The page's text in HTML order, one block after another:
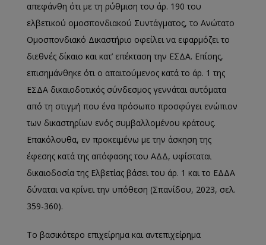
απεφάνθη ότι με τη ρύθμιση του άρ. 190 του
ελβετικού ομοσπονδιακού Συντάγματος, το Ανώτατο
Ομοσπονδιακό Δικαστήριο οφείλει να εφαρμόζει το
διεθνές δίκαιο και κατ’ επέκταση την ΕΣΔΑ. Επίσης,
επισημάνθηκε ότι ο απαιτούμενος κατά το άρ. 1 της
ΕΣΔΑ δικαιοδοτικός σύνδεσμος γεννάται αυτόματα
από τη στιγμή που ένα πρόσωπο προσφύγει ενώπιον
των δικαστηρίων ενός συμβαλλομένου κράτους.
Επακόλουθα, εν προκειμένω με την άσκηση της
έφεσης κατά της απόφασης του ΑΔΔ, υφίσταται
δικαιοδοσία της Ελβετίας βάσει του άρ. 1 και το ΕΔΔΑ
δύναται να κρίνει την υπόθεση (Σπανίδου, 2023, σελ.
359-360).
Το βασικότερο επιχείρημα και αντεπιχείρημα